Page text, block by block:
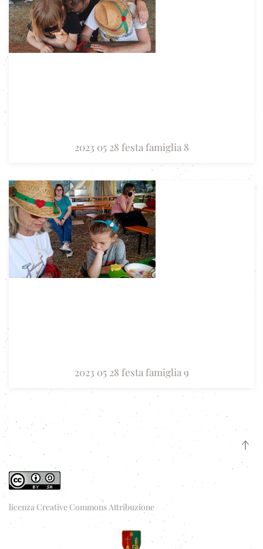
2023 05 28 festa famiglia 8
2023 05 28 festa famiglia 9
licenza Creative Commons Attribuzione